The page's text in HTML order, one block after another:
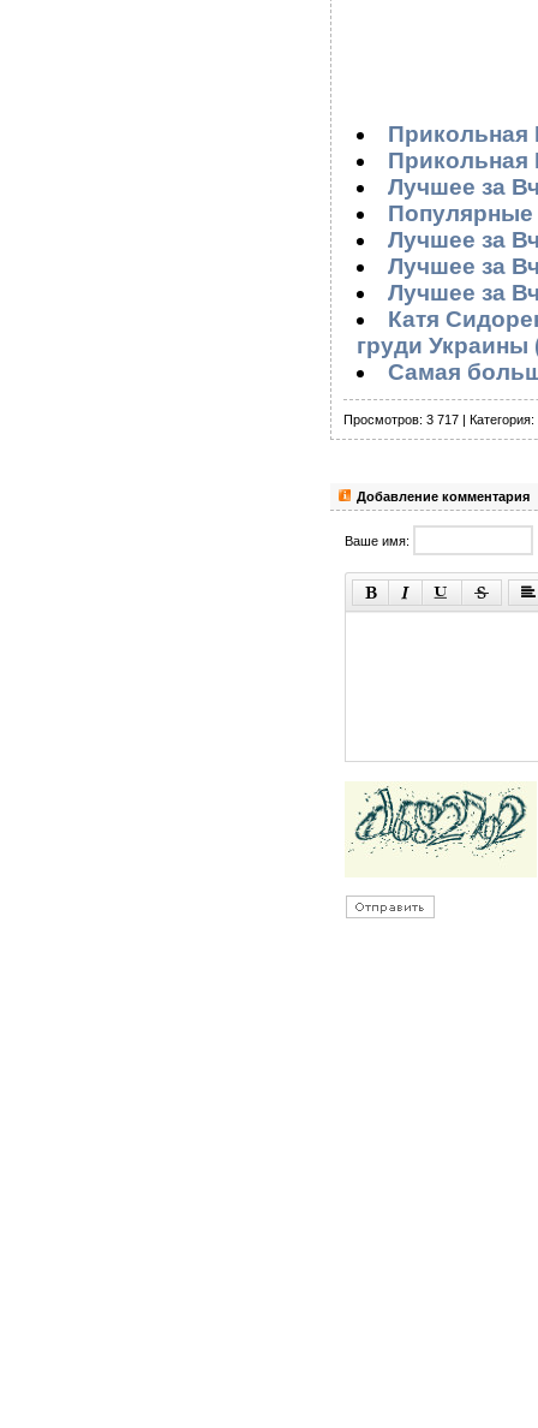
Прикольная
Прикольная
Лучшее за
Популярные
Лучшее за
Лучшее за
Лучшее за
Катя
груди Украины
Самая
Просмотров: 3 717 | Категория:
Добавление комментария
Ваше имя: